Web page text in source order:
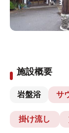
施設概要
岩盤浴 サ
掛け流し